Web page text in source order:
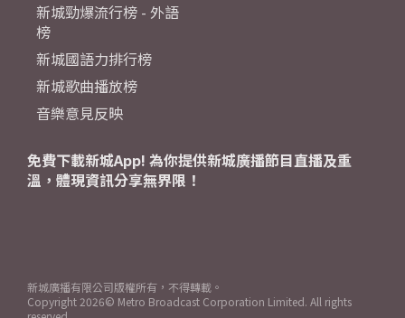
新城勁爆流行榜 - 外語
榜
新城國語力排行榜
新城歌曲播放榜
音樂意見反映
免費下載新城App! 為你提供新城廣播節目直播及重
溫，體現資訊分享無界限！
新城廣播有限公司版權所有，不得轉載。
Copyright 2026© Metro Broadcast Corporation Limited. All rights